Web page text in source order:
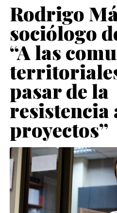
Rodrigo
sociólogo
“A las
pasar de la
resistencia
proyectos”